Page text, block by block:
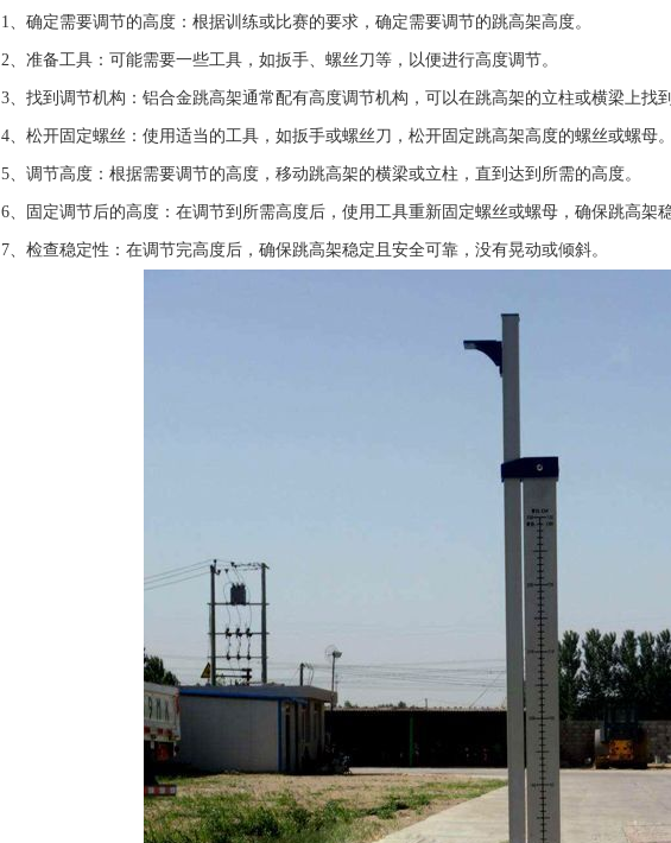
1、确定需要调节的高度：根据训练或比赛的要求，确定需要调节的跳高架高度。
2、准备工具：可能需要一些工具，如扳手、螺丝刀等，以便进行高度调节。
3、找到调节机构：铝合金跳高架通常配有高度调节机构，可以在跳高架的立柱或横梁上找
4、松开固定螺丝：使用适当的工具，如扳手或螺丝刀，松开固定跳高架高度的螺丝或螺母
5、调节高度：根据需要调节的高度，移动跳高架的横梁或立柱，直到达到所需的高度。
6、固定调节后的高度：在调节到所需高度后，使用工具重新固定螺丝或螺母，确保跳高架
7、检查稳定性：在调节完高度后，确保跳高架稳定且安全可靠，没有晃动或倾斜。